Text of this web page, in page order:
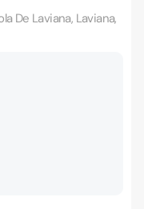
De Laviana, Laviana,